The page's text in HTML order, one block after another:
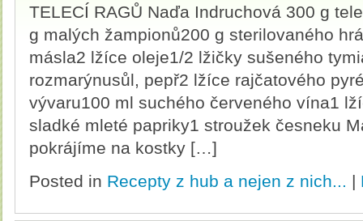
TELECÍ RAGŮ Naďa Indruchová 300 g
g malých žampionů200 g sterilovaného
másla2 lžíce oleje1/2 lžičky sušeného
rozmarýnusůl, pepř2 lžíce rajčatového
vývaru100 ml suchého červeného vína1
sladké mleté papriky1 stroužek česneku
pokrájíme na kostky […]
Posted in Recepty z hub a nejen z nich... |